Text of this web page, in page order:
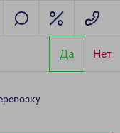
Да Нет